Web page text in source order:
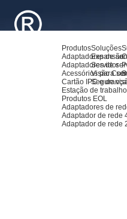
Produtos
Adaptadores de
Adaptadores de
Acessórios para
Cartão IPC e de
Estação de
Produtos EOL
Adaptadores de
Adaptador de rede
Adaptador de rede
Soluções
Expansão
Servidor
Visão